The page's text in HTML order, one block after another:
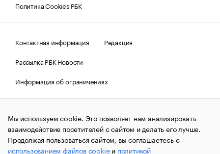
Политика Cookies РБК
Контактная информация
Редакция
Рассылка РБК Новости
Информация об ограничениях
Правовая информация
О соблюдении авторских прав
© АО «РОСБИЗНЕСКОНСАЛТИНГ»,1995–2026.Сообщения
и материалы информационного агентства «РБК»
(зарегистрировано Федеральной службой по надзору в сфере
связи, информационных технологий и массовых
коммуникаций (Роскомнадзор) 09.12.2015 за номером ИА
Мы используем cookie. Это позволяет нам анализировать
взаимодействие посетителей с сайтом и делать его лучше.
Продолжая пользоваться сайтом, вы соглашаетесь с
использованием файлов cookieи политикой